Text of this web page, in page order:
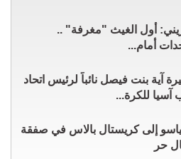
أول الغيث "مغرفة" ..
أمام...
آية بنت فيصل نائباً لرئيس اتحاد
آسيا للكرة...
إلى كريستال بالاس في صفقة
حر